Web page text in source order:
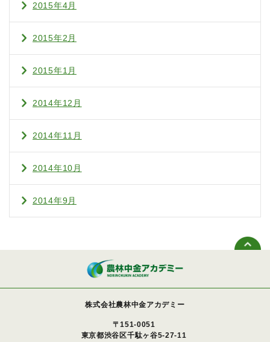
2015年4月
2015年2月
2015年1月
2014年12月
2014年11月
2014年10月
2014年9月
株式会社農林中金アカデミー
〒151-0051
東京都渋谷区千駄ヶ谷5-27-11